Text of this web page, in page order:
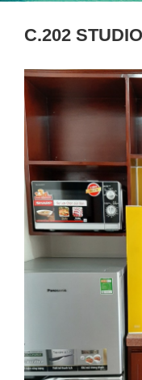
C.202